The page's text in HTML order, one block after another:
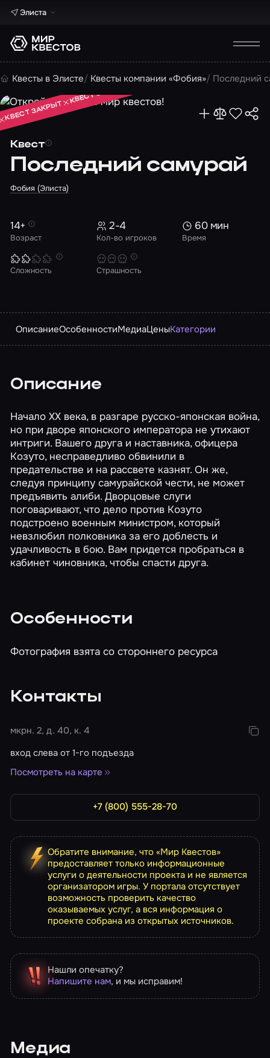
Элиста
Квесты в Элисте Квесты компании «Фобия» Последний
Квест
Последний самурай
Фобия (Элиста)
КВЕСТ ЗАКРЫТ
КВЕСТ ЗАКРЫТ
КВЕСТ ЗАКРЫТ
Возраст
14+
Кол-во игроков
2-4
Время
60 мин
Сложность Страшность
ОписаниеОсобенностиМедиаЦеныКатегории
Описание
Начало XX века, в разгаре русско-японская война,
но при дворе японского императора не утихают
интриги. Вашего друга и наставника, офицера
Козуто, несправедливо обвинили в
предательстве и на рассвете казнят. Он же,
следуя принципу самурайской чести, не может
предъявить алиби. Дворцовые слуги
поговаривают, что дело против Козуто
подстроено военным министром, который
невзлюбил полковника за его доблесть и
удачливость в бою. Вам придется пробраться в
кабинет чиновника, чтобы спасти друга.
Особенности
Фотография взята со стороннего ресурса
Контакты
мкрн. 2, д. 40, к. 4
вход слева от 1-го подъезда
Посмотреть на карте
+7 (800) 555-28-70
Обратите внимание, что «Мир Квестов»
предоставляет только информационные
услуги о деятельности проекта и не является
организатором игры. У портала отсутствует
возможность проверить качество
оказываемых услуг, а вся информация о
проекте собрана из открытых источников.
Нашли опечатку?
Напишите нам, и мы исправим!
Медиа